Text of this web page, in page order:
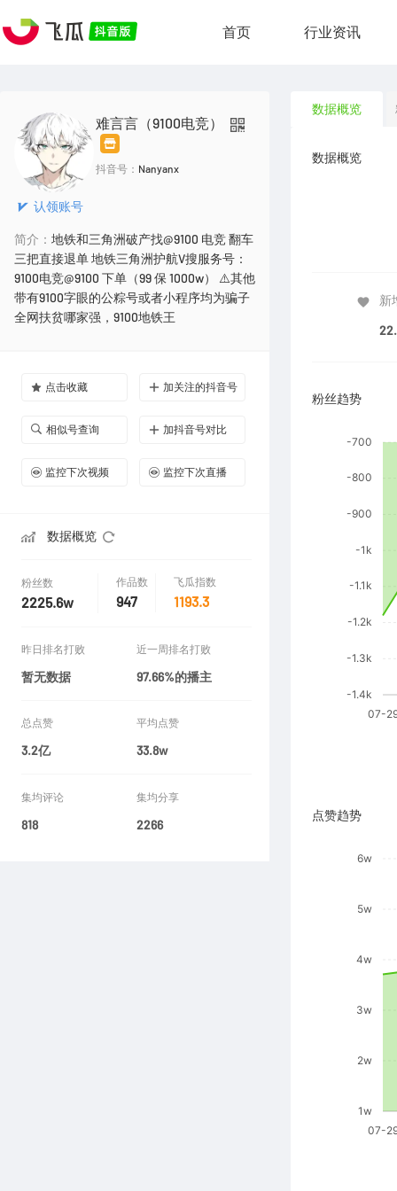
首页 行业资讯
认领账号
难言言（9100电竞）
抖音号： Nanyanx
简介： 地铁和三角洲破产找@9100 电竞 翻车
三把直接退单 地铁三角洲护航V搜服务号：
9100电竞@9100 下单（99 保 1000w） ⚠️其他
带有9100字眼的公粽号或者小程序均为骗子
全网扶贫哪家强，9100地铁王
点击收藏 加关注的抖音号
相似号查询 加抖音号对比
监控下次视频 监控下次直播
数据概览
粉丝数
2225.6w
作品数
947
飞瓜指数
1193.3
昨日排名打败
暂无数据
近一周排名打败
97.66%的播主
总点赞
3.2亿
平均点赞
33.8w
集均评论
818
集均分享
2266
数据概览
数据概览
新
粉丝趋势
点赞趋势